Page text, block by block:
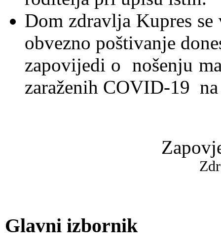
Dom zdravlja Kupres
obvezno poštivanje
zapovijedi o nošenju
zaraženih COVID-19
Glavni izbornik